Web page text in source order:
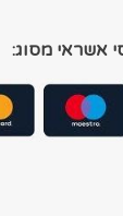
אשראי מסוג: